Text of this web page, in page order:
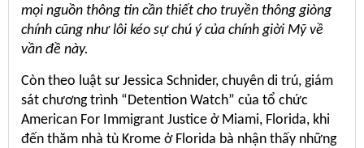
mọi nguồn thông tin cần thiết cho truyền thông giòng
chính cũng như lôi kéo sự chú ý của chính giời Mỹ về
vần đề này.
Còn theo luật sư Jessica Schnider, chuyên di trú, giám
sát chương trình “Detention Watch” của tổ chức
American For Immigrant Justice ở Miami, Florida, khi
đến thăm nhà tù Krome ở Florida bà nhận thấy những